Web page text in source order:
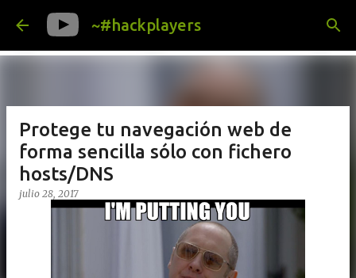
Ir al contenido principal
~#hackplayers
Protege tu navegación web de
forma sencilla sólo con fichero
hosts/DNS
julio 28, 2017